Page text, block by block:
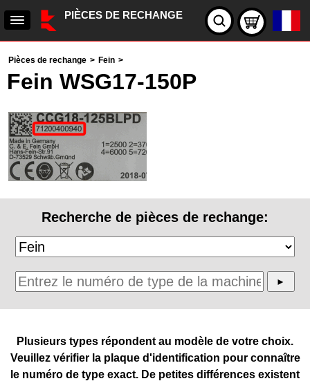
PIÈCES DE RECHANGE
Pièces de rechange > Fein >
Fein WSG17-150P
Recherche de pièces de rechange:
Plusieurs types répondent au modèle de votre choix.
Veuillez vérifier la plaque d'identification pour connaître
le numéro de type exact. De petites différences existent